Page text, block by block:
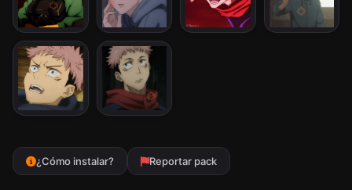
¿Cómo instalar? Reportar pack